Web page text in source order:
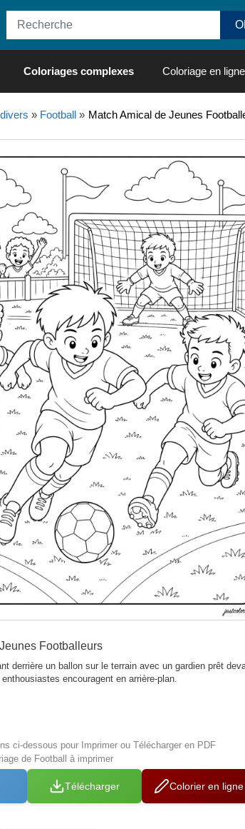
Coloriages complexes Coloriage en ligne
» Football» Match Amical de Jeunes
Footballeurs
derrière un ballon sur le terrain avec un gardien prêt
encouragent en arrière-plan.
ci-dessous pour Imprimer ou Télécharger en PDF
de Football à imprimer
Télécharger Colorier en ligne